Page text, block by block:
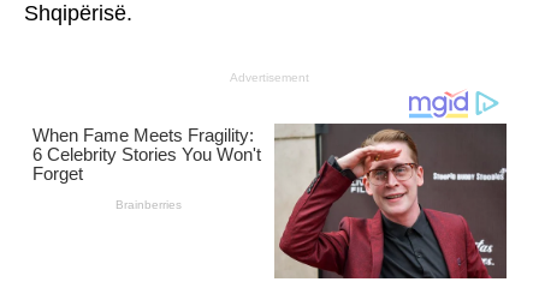
Shqipërisë.
Advertisement